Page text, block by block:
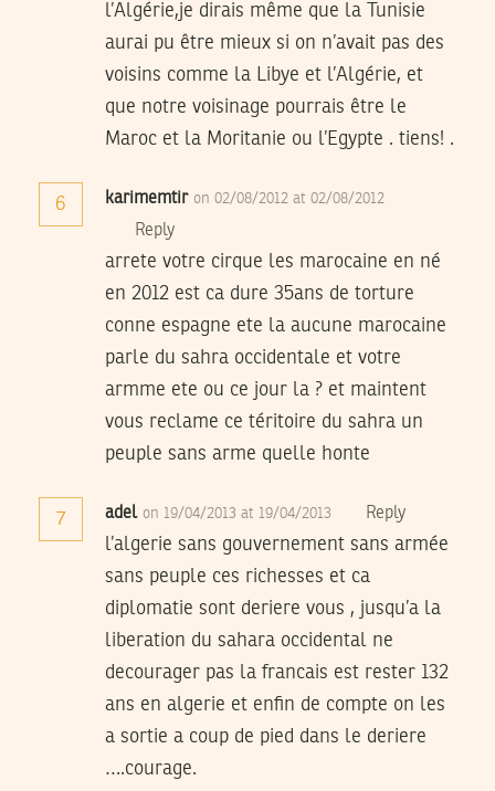
l’Algérie,je dirais même que la Tunisie
aurai pu être mieux si on n’avait pas des
voisins comme la Libye et l’Algérie, et
que notre voisinage pourrais être le
Maroc et la Moritanie ou l’Egypte . tiens! .
6 karimemtir on 02/08/2012 at 02/08/2012
Reply
arrete votre cirque les marocaine en né
en 2012 est ca dure 35ans de torture
conne espagne ete la aucune marocaine
parle du sahra occidentale et votre
armme ete ou ce jour la ? et maintent
vous reclame ce téritoire du sahra un
peuple sans arme quelle honte
7 adel on 19/04/2013 at 19/04/2013 Reply
l’algerie sans gouvernement sans armée
sans peuple ces richesses et ca
diplomatie sont deriere vous , jusqu’a la
liberation du sahara occidental ne
decourager pas la francais est rester 132
ans en algerie et enfin de compte on les
a sortie a coup de pied dans le deriere
….courage.